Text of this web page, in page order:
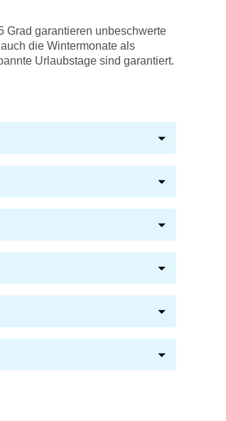
Grad garantieren unbeschwerte
die Wintermonate als
Urlaubstage sind garantiert.